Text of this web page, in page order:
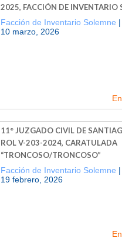
2025, FACCIÓN DE INVENTARIO
Facción de Inventario Solemne
10 marzo, 2026
11° JUZGADO CIVIL DE
ROL V-203-2024, CARATULADA
“TRONCOSO/TRONCOSO”
Facción de Inventario Solemne
19 febrero, 2026